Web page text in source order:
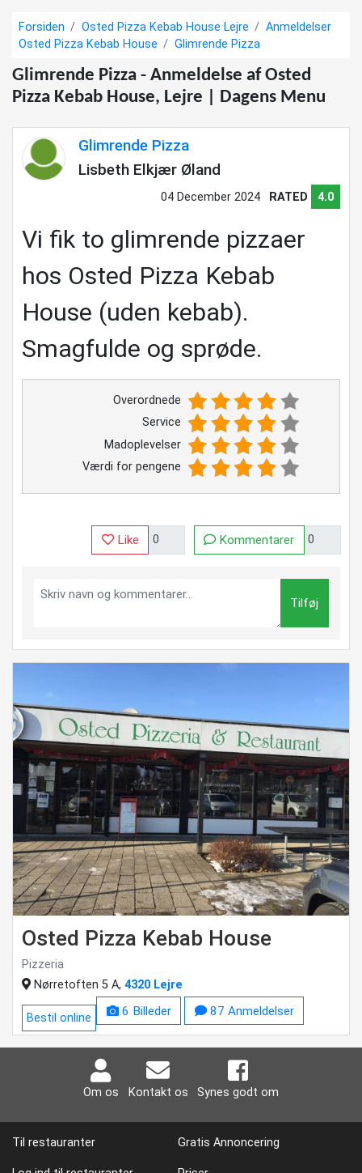
Forsiden Osted Pizza Kebab House Lejre
Anmeldelser
Osted Pizza Kebab House
Glimrende Pizza
Glimrende Pizza - Anmeldelse af Osted
Pizza Kebab House, Lejre | Dagens Menu
Glimrende Pizza
Lisbeth Elkjær Øland
04 December 2024 RATED 4.0
Vi fik to glimrende pizzaer
hos Osted Pizza Kebab
House (uden kebab).
Smagfulde og sprøde.
Overordnede
Service
Madoplevelser
Værdi for pengene
Like Kommentarer
Tilføj
Osted Pizza Kebab House
Pizzeria
Nørretoften 5 A,4320 Lejre
6 Billeder 87 Anmeldelser
Bestil online
Om os Kontakt os Synes godt om
Til restauranter Gratis Annoncering